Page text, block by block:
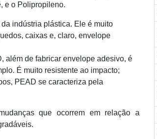
e o Polipropileno.
indústria plástica. Ele é muito
caixas e, claro, envelope
além de fabricar envelope adesivo, é
É muito resistente ao impacto;
PEAD se caracteriza pela
que ocorrem em relação a